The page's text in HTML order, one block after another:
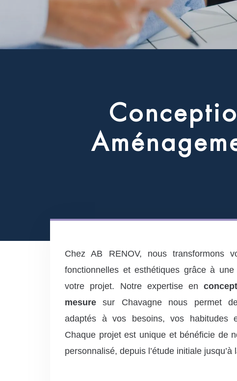
Conceptio
Aménagem
Chez AB RENOV, nous transformons
fonctionnelles et esthétiques grâce à
votre projet. Notre expertise en
mesure sur Chavagne nous permet
adaptés à vos besoins, vos habitudes
Chaque projet est unique et bénéficie de
personnalisé, depuis l’étude initiale jusqu’à